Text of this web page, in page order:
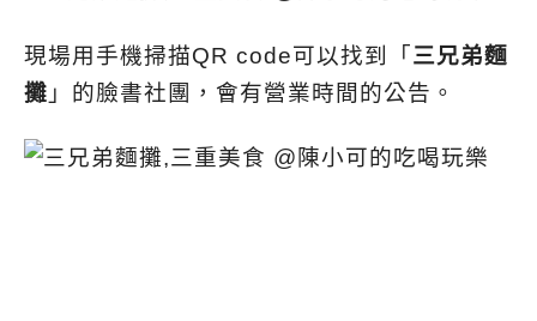
現場用手機掃描QR code可以找到「三兄弟麵
攤 」的臉書社團，會有營業時間的公告。